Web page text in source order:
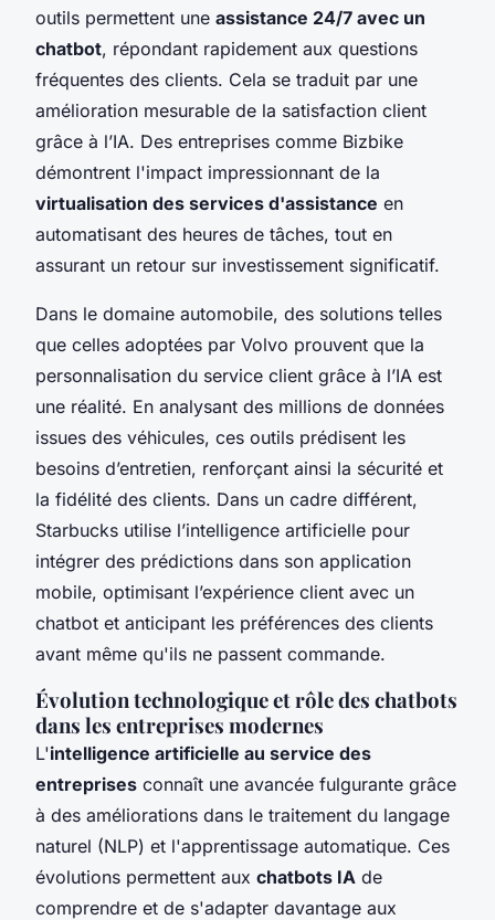
outils permettent une assistance 24/7 avec un
chatbot, répondant rapidement aux questions
fréquentes des clients. Cela se traduit par une
amélioration mesurable de la satisfaction client
grâce à l’IA. Des entreprises comme Bizbike
démontrent l'impact impressionnant de la
virtualisation des services d'assistance en
automatisant des heures de tâches, tout en
assurant un retour sur investissement significatif.
Dans le domaine automobile, des solutions telles
que celles adoptées par Volvo prouvent que la
personnalisation du service client grâce à l’IA est
une réalité. En analysant des millions de données
issues des véhicules, ces outils prédisent les
besoins d’entretien, renforçant ainsi la sécurité et
la fidélité des clients. Dans un cadre différent,
Starbucks utilise l’intelligence artificielle pour
intégrer des prédictions dans son application
mobile, optimisant l’expérience client avec un
chatbot et anticipant les préférences des clients
avant même qu'ils ne passent commande.
Évolution technologique et rôle des chatbots
dans les entreprises modernes
L'intelligence artificielle au service des
entreprises connaît une avancée fulgurante grâce
à des améliorations dans le traitement du langage
naturel (NLP) et l'apprentissage automatique. Ces
évolutions permettent aux chatbots IA de
comprendre et de s'adapter davantage aux